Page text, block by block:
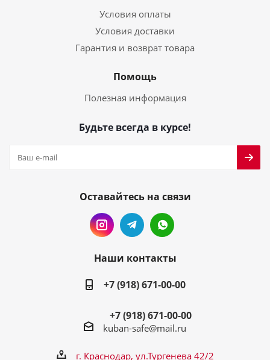
Условия оплаты
Условия доставки
Гарантия и возврат товара
Помощь
Полезная информация
Будьте всегда в курсе!
Оставайтесь на связи
Наши контакты
+7 (918) 671-00-00
+7 (918) 671-00-00
kuban-safe@mail.ru
г. Краснодар, ул.Тургенева 42/2